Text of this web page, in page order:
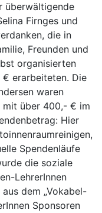
überwältigende
Firnges und
die in
Freunden und
organisierten
erarbeiteten. Die
waren
mit über 400,- € im
Hier
Spendenläufe
die soziale
LehrerInnen
dem „Vokabel-
Sponsoren